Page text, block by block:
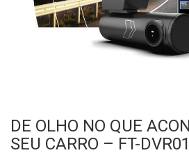
DE OLHO NO QUE
SEU CARRO – FT-DVR01